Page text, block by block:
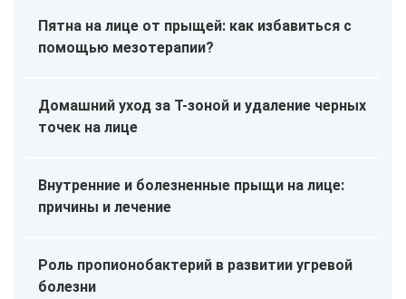
Пятна на лице от прыщей: как избавиться с
помощью мезотерапии?
Домашний уход за Т-зоной и удаление черных
точек на лице
Внутренние и болезненные прыщи на лице:
причины и лечение
Роль пропионобактерий в развитии угревой
болезни